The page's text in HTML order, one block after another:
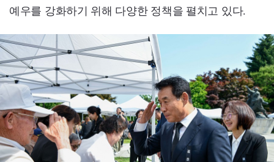
예우를 강화하기 위해 다양한 정책을 펼치고 있다.